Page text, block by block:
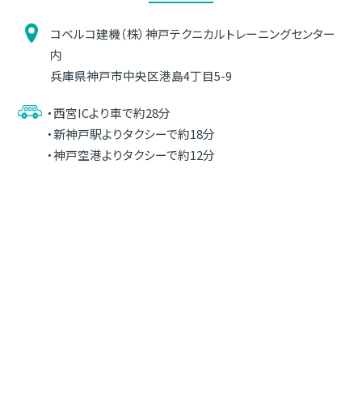
コベルコ建機（株）神戸テクニカルトレーニングセンター
内
兵庫県神戸市中央区港島4丁目5-9
・西宮ICより車で約28分
・新神戸駅よりタクシーで約18分
・神戸空港よりタクシーで約12分